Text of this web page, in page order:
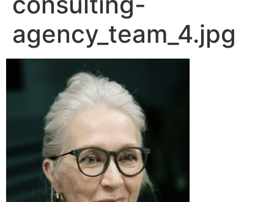
agency_team_4.jpg